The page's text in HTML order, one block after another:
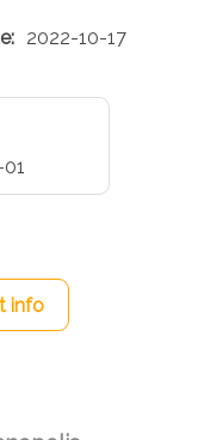
2022-10-17
info